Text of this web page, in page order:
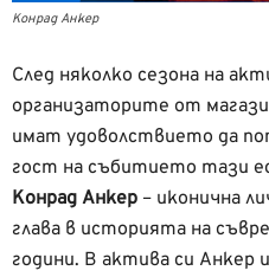
Конрад Анкер
След няколко сезона на
организаторите от
имат удоволствието да
гост на събитието тази
Конрад Анкер – иконична
глава в историята на
години. В актива си Анкер